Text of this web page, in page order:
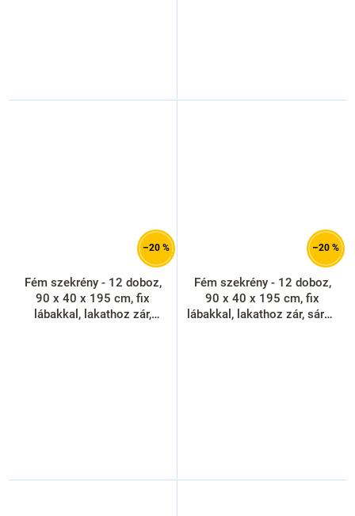
–20 %
Fém szekrény - 12 doboz,
90 x 40 x 195 cm, fix
lábakkal, lakathoz zár,
–20 %
Fém szekrény - 12 doboz,
90 x 40 x 195 cm, fix
lábakkal, lakathoz zár, sárga